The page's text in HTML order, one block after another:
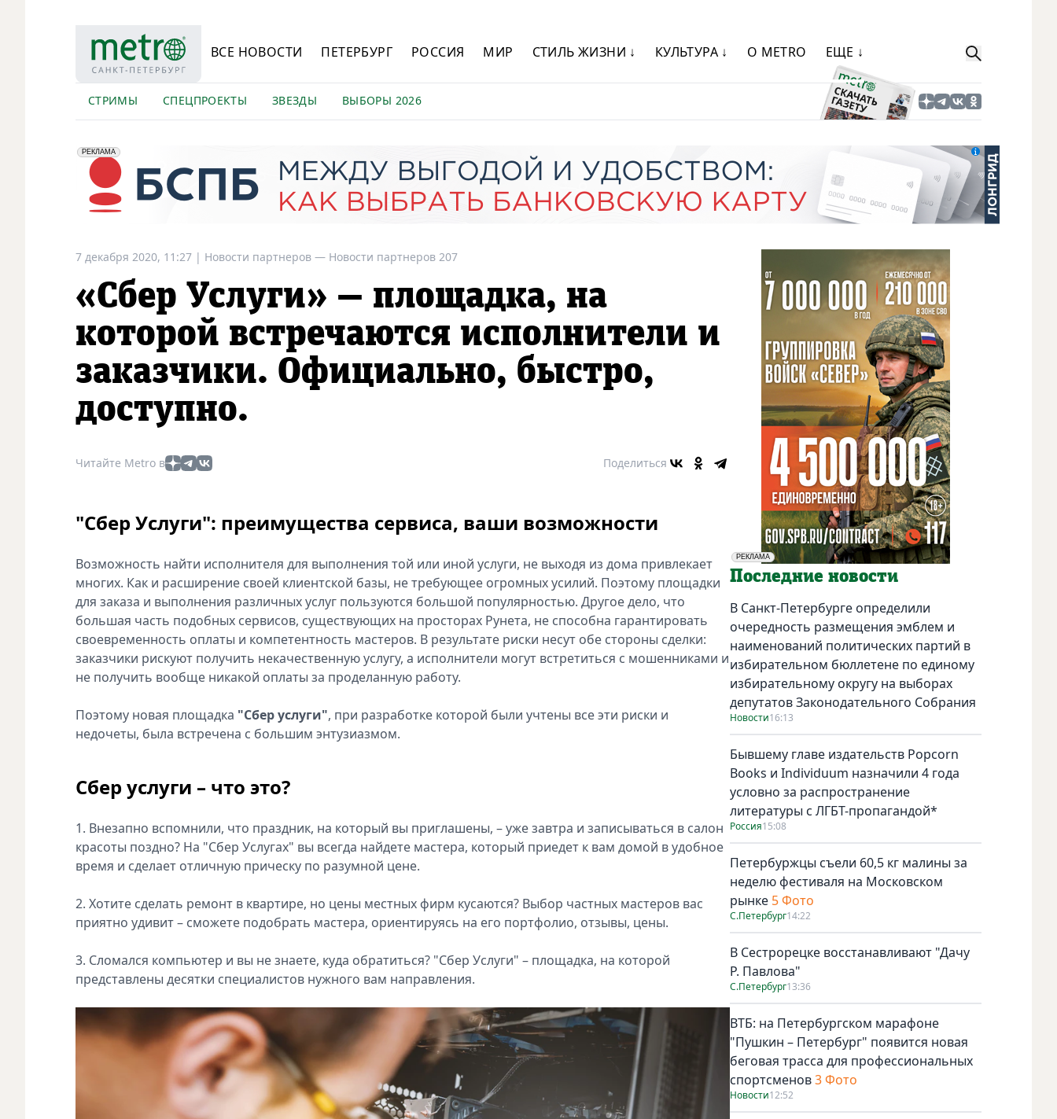
ВСЕ НОВОСТИ ПЕТЕРБУРГ РОССИЯ МИР СТИЛЬ ЖИЗНИ ↓ КУЛЬТУРА ↓ О METRO ЕЩЕ ↓
СТРИМЫ СПЕЦПРОЕКТЫ ЗВЕЗДЫ ВЫБОРЫ 2026
erid: 2VfnxyFybV5
РЕКЛАМА
ПАО "Банк "Санкт-Петербург", ИНН: 7831000027
7 декабря 2020, 11:27 | Новости партнеров — Новости партнеров 207
«Сбер Услуги» — площадка, на
которой встречаются исполнители и
заказчики. Официально, быстро,
доступно.
Читайте Metro в Поделиться
"Сбер Услуги": преимущества сервиса, ваши возможности
Возможность найти исполнителя для выполнения той или иной услуги, не выходя из дома привлекает
многих. Как и расширение своей клиентской базы, не требующее огромных усилий. Поэтому площадки
для заказа и выполнения различных услуг пользуются большой популярностью. Другое дело, что
большая часть подобных сервисов, существующих на просторах Рунета, не способна гарантировать
своевременность оплаты и компетентность мастеров. В результате риски несут обе стороны сделки:
заказчики рискуют получить некачественную услугу, а исполнители могут встретиться с мошенниками и
не получить вообще никакой оплаты за проделанную работу.
Поэтому новая площадка "Сбер услуги", при разработке которой были учтены все эти риски и
недочеты, была встречена с большим энтузиазмом.
Сбер услуги – что это?
1. Внезапно вспомнили, что праздник, на который вы приглашены, – уже завтра и записываться в салон
красоты поздно? На "Сбер Услугах" вы всегда найдете мастера, который приедет к вам домой в удобное
время и сделает отличную прическу по разумной цене.
2. Хотите сделать ремонт в квартире, но цены местных фирм кусаются? Выбор частных мастеров вас
приятно удивит – сможете подобрать мастера, ориентируясь на его портфолио, отзывы, цены.
3. Сломался компьютер и вы не знаете, куда обратиться? "Сбер Услуги" – площадка, на которой
представлены десятки специалистов нужного вам направления.
РЕКЛАМА
Социальная реклама
Последние новости
В Санкт-Петербурге определили
очередность размещения эмблем и
наименований политических партий в
избирательном бюллетене по единому
избирательному округу на выборах
депутатов Законодательного Собрания
Новости16:13
Бывшему главе издательств Popcorn
Books и Individuum назначили 4 года
условно за распространение
литературы с ЛГБТ-пропагандой*
Россия15:08
Петербуржцы съели 60,5 кг малины за
неделю фестиваля на Московском
рынке 5 Фото
С.Петербург14:22
В Сестрорецке восстанавливают "Дачу
Р. Павлова"
С.Петербург13:36
ВТБ: на Петербургском марафоне
"Пушкин – Петербург" появится новая
беговая трасса для профессиональных
спортсменов3 Фото
Новости12:52